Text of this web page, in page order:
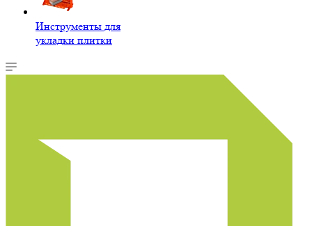
Инструменты для
укладки плитки